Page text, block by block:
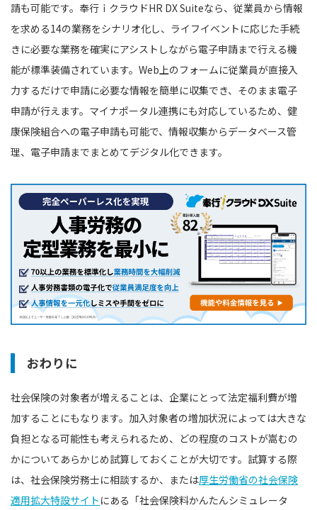
請も可能です。奉行ｉクラウドHR DX Suiteなら、従業員から情報
を求める14の業務をシナリオ化し、ライフイベントに応じた手続
きに必要な業務を確実にアシストしながら電子申請まで行える機
能が標準装備されています。Web上のフォームに従業員が直接入
力するだけで申請に必要な情報を簡単に収集でき、そのまま電子
申請が行えます。マイナポータル連携にも対応しているため、健
康保険組合への電子申請も可能で、情報収集からデータベース管
理、電子申請までまとめてデジタル化できます。
おわりに
社会保険の対象者が増えることは、企業にとって法定福利費が増
加することにもなります。加入対象者の増加状況によっては大きな
負担となる可能性も考えられるため、どの程度のコストが嵩むの
かについてあらかじめ試算しておくことが大切です。試算する際
は、社会保険労務士に相談するか、または厚生労働省の社会保険
適用拡大特設サイト にある「社会保険料かんたんシミュレータ